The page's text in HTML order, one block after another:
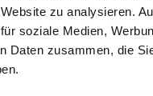
zu analysieren.
soziale Medien,
Daten zusammen, die